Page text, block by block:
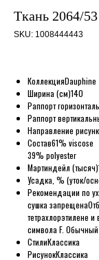
Ткань 2064/53
SKU: 1008444443
КоллекцияDauphine
Ширина (см)140
Раппорт
Раппорт
Направление
Состав61% viscose
39% polyester
Мартиндейл (тысяч)
Усадка, % (уток/
Рекомендации по
сушка запрещена
тетрахлорэтилене
символа F.
СтилиКлассика
РисунокКлассика